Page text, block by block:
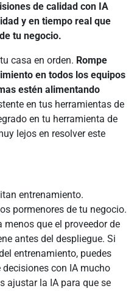
de calidad con IA
y en tiempo real que
tu negocio.
casa en orden. Rompe
en todos los equipos
estén alimentando
en tus herramientas de
en tu herramienta de
lejos en resolver este
entrenamiento.
pormenores de tu negocio.
que el proveedor de
antes del despliegue. Si
entrenamiento, puedes
con IA mucho
ajustar la IA para que se